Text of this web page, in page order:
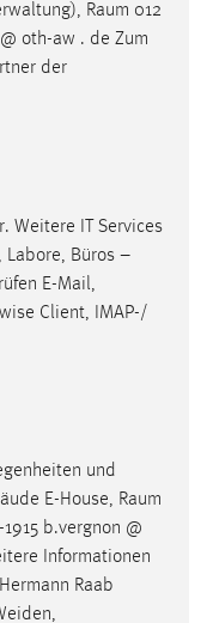
Raum 012
oth-aw . de Zum
der
Weitere IT Services
Labore, Büros –
E-Mail,
Client, IMAP-/
und
E-House, Raum
b.vergnon @
Informationen
Raab